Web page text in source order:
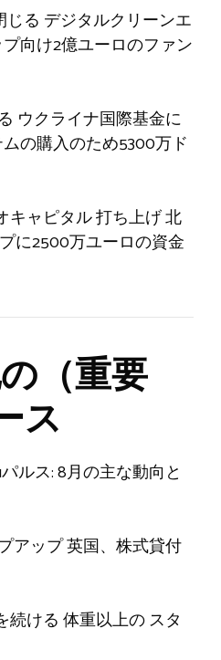
じる デジタルクリーンエ
向け2億ユーロのファン
ウクライナ国際基金に
の購入のため5300万ド
キャピタル打ち上げ北
に2500万ユーロの資金
（重要
ス
ルス: 8月の主な動向と
アップ英国、株式貸付
続ける 体重以上のスタ